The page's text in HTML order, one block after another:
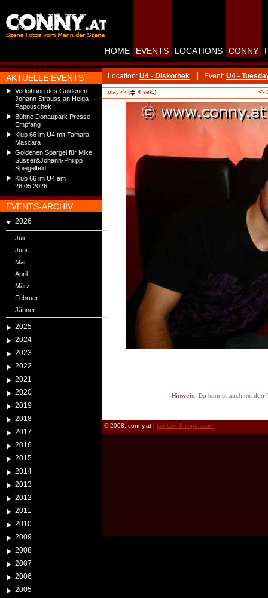
AKTUELLE EVENTS
Verleihung des Goldenen
Johann Strauss an Helga
Papouschek
Bühne Donaupark Presse-
Empfang
Klub 66 im U4 mit Tamara
Mascara
Goldenen Spargel für Mike
Süsser&Johann-Philipp
Spiegelfeld
Klub 66 im U4 am
28.05.2026
EVENTS-ARCHIV
2026
Juli
Juni
Mai
April
März
Februar
Jänner
2025
2024
2023
2022
2021
2020
2019
2018
2017
2016
2015
2014
2013
2012
2011
2010
2009
2008
2007
2006
2005
HOME EVENTS LOCATIONS CONNY
Location: U4 - Diskothek Event: U4 -
play>> ( 4 sek.) <-
Hinweis:Du kannst auch mit den
© 2008: conny.at | kontakt & impressum